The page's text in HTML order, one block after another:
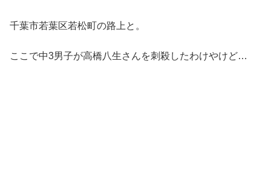
千葉市若葉区若松町の路上と。
ここで中3男子が高橋八生さんを刺殺したわけやけど…